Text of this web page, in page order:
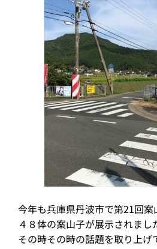
今年も兵庫県丹波市で第21回
４８体の案山子が展示されまし
その時その時の話題を取り上